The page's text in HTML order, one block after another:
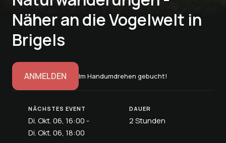
Näher an die Vogelwelt in
Brigels
ANMELDEN Im Handumdrehen gebucht!
NÄCHSTES EVENT
Di. Okt. 06, 16:00 -
Di. Okt. 06, 18:00
DAUER
2 Stunden